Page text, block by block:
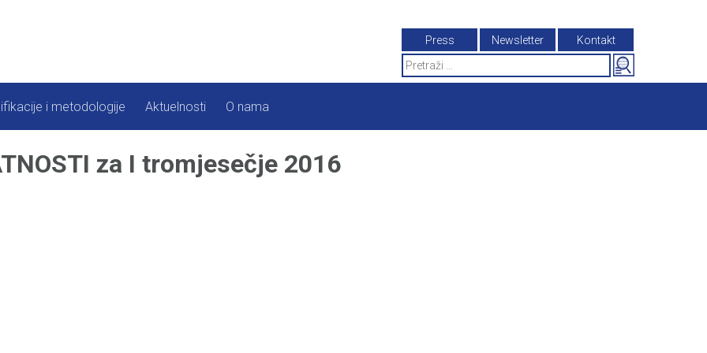
Press Newsletter
Kontakt
Search
for:
i metodologije Aktuelnosti O nama
za I tromjesečje 2016